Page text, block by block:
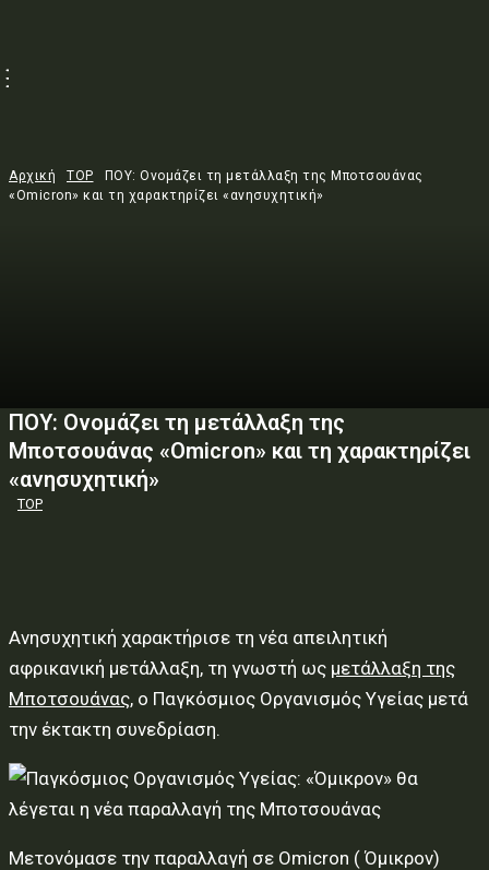
Αρχική TOP
ΠΟΥ: Ονομάζει τη μετάλλαξη της Μποτσουάνας
«Omicron» και τη χαρακτηρίζει «ανησυχητική»
ΠΟΥ: Ονομάζει τη μετάλλαξη της
Μποτσουάνας «Omicron» και τη χαρακτηρίζει
«ανησυχητική»
TOP
Ανησυχητική χαρακτήρισε τη νέα απειλητική
αφρικανική μετάλλαξη, τη γνωστή ως μετάλλαξη της
Μποτσουάνας, ο Παγκόσμιος Οργανισμός Υγείας μετά
την έκτακτη συνεδρίαση.
Μετονόμασε την παραλλαγή σε Omicron ( Όμικρον)